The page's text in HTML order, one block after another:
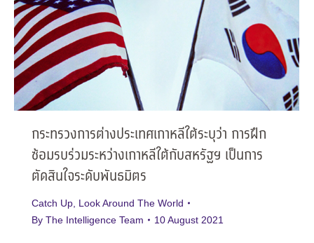
กระทรวงการต่างประเทศเกาหลีใต้ระบุว่า การฝึก
ซ้อมรบร่วมระหว่างเกาหลีใต้กับสหรัฐฯ เป็นการ
ตัดสินใจระดับพันธมิตร
Catch Up, Look Around The World
By The Intelligence Team 10 August 2021